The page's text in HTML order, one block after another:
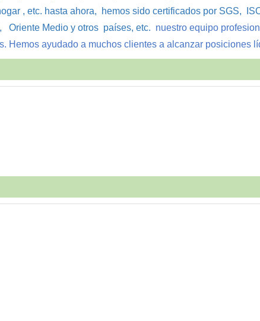
, etc. hasta ahora, hemos sido certificados por SGS,
Oriente Medio y otros países, etc. nuestro equipo
ayudado a muchos clientes a alcanzar posiciones